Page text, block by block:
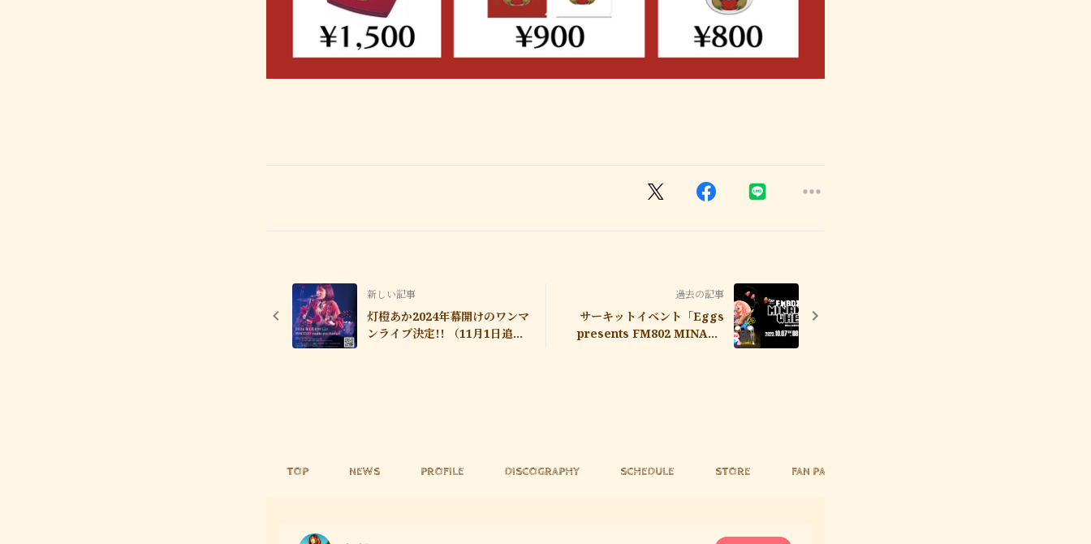
新しい記事
灯橙あか2024年幕開けのワンマ
ンライブ決定!! （11月1日追加
過去の記事
サーキットイベント「Eggs
presents FM802 MINAMI
TOP NEWS PROFILE DISCOGRAPHY SCHEDULE STORE FAN PAGE